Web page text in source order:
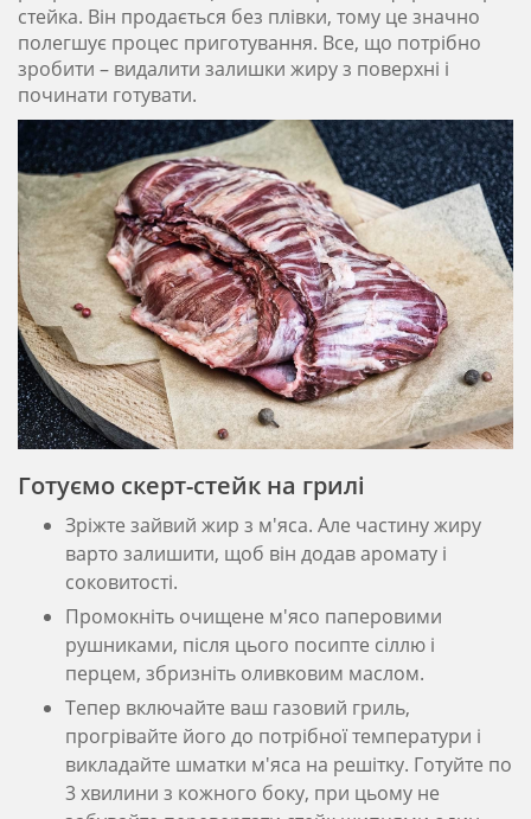
стейка. Він продається без плівки, тому це значно
полегшує процес приготування. Все, що потрібно
зробити – видалити залишки жиру з поверхні і
починати готувати.
Готуємо скерт-стейк на грилі
Зріжте зайвий жир з м'яса. Але частину жиру
варто залишити, щоб він додав аромату і
соковитості.
Промокніть очищене м'ясо паперовими
рушниками, після цього посипте сіллю і
перцем, збризніть оливковим маслом.
Тепер включайте ваш газовий гриль,
прогрівайте його до потрібної температури і
викладайте шматки м'яса на решітку. Готуйте по
3 хвилини з кожного боку, при цьому не